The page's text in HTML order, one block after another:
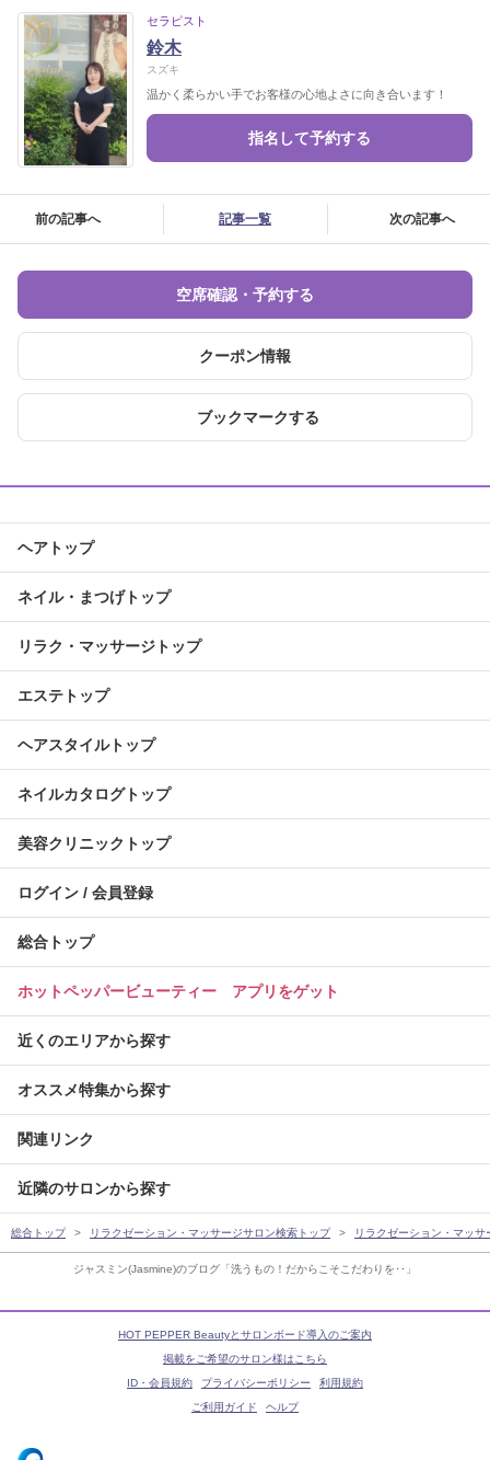
ジャスミン(Jasmine)のブログ「洗うもの！だからこそこだわりを‥」
セラピスト
鈴木
スズキ
温かく柔らかい手でお客様の心地よさに向き合います！
指名して予約する
前の記事へ 記事一覧 次の記事へ
空席確認・予約する
クーポン情報
ブックマークする
ヘアトップ
ネイル・まつげトップ
リラク・マッサージトップ
エステトップ
ヘアスタイルトップ
ネイルカタログトップ
美容クリニックトップ
ログイン / 会員登録
総合トップ
ホットペッパービューティー アプリをゲット
近くのエリアから探す
オススメ特集から探す
関連リンク
近隣のサロンから探す
総合トップ リラクゼーション・マッサージサロン検索トップ リラクゼーション・マッ
HOT PEPPER Beautyとサロンボード導入のご案内
掲載をご希望のサロン様はこちら
ID・会員規約
プライバシーポリシー
利用規約
ご利用ガイド
ヘルプ